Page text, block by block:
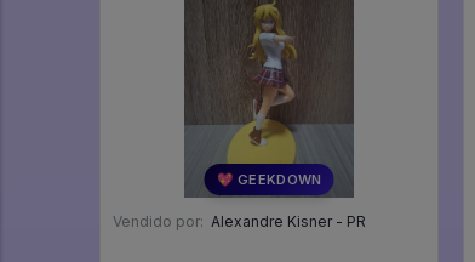
💖 GEEKDOWN
Vendido por: Alexandre Kisner - PR